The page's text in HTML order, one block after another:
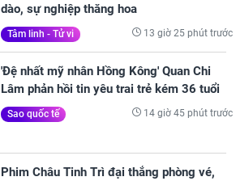
dào, sự nghiệp thăng hoa
Tâm linh - Tử vi 13 giờ 25 phút trước
'Đệ nhất mỹ nhân Hồng Kông' Quan Chi
Lâm phản hồi tin yêu trai trẻ kém 36 tuổi
Sao quốc tế 14 giờ 45 phút trước
Phim Châu Tinh Trì đại thắng phòng vé,